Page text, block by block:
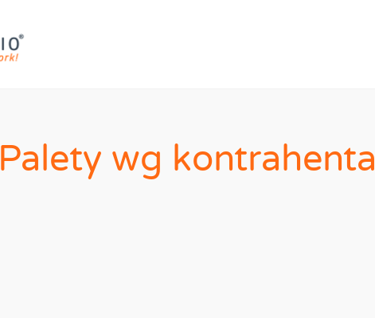
Palety wg kontrahenta